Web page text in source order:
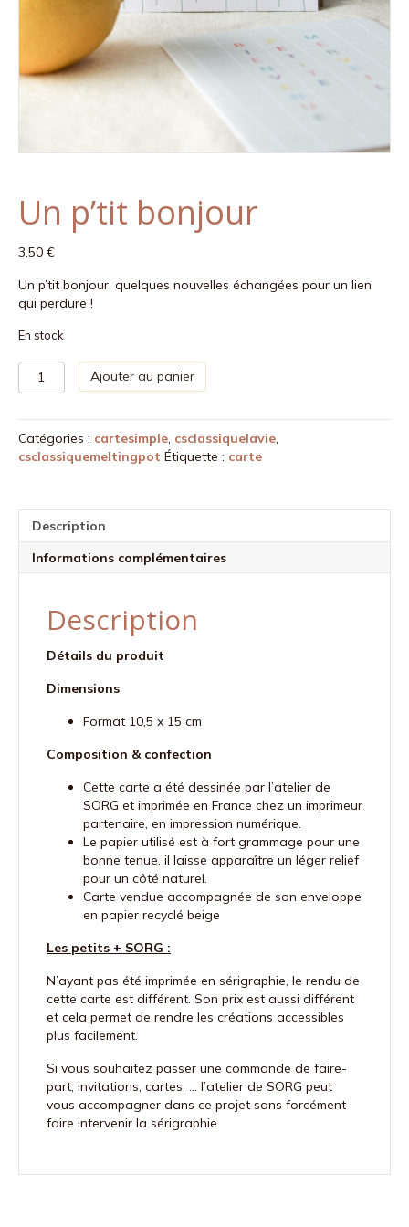
Un p’tit bonjour
3,50 €
Un p’tit bonjour, quelques nouvelles échangées pour un lien
qui perdure !
En stock
quantité
de
p'tit
bonjour
Ajouter au panier
Catégories : cartesimple, csclassiquelavie,
csclassiquemeltingpot Étiquette : carte
Description
Informations complémentaires
Description
Détails du produit
Dimensions
Format 10,5 x 15 cm
Composition & confection
Cette carte a été dessinée par l’atelier de
SORG et imprimée en France chez un imprimeur
partenaire, en impression numérique.
Le papier utilisé est à fort grammage pour une
bonne tenue, il laisse apparaître un léger relief
pour un côté naturel.
Carte vendue accompagnée de son enveloppe
en papier recyclé beige
Les petits + SORG :
N’ayant pas été imprimée en sérigraphie, le rendu de
cette carte est différent. Son prix est aussi différent
et cela permet de rendre les créations accessibles
plus facilement.
Si vous souhaitez passer une commande de faire-
part, invitations, cartes, … l’atelier de SORG peut
vous accompagner dans ce projet sans forcément
faire intervenir la sérigraphie.